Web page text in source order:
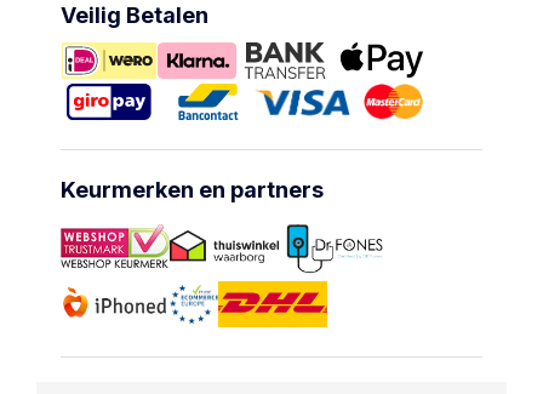
Veilig Betalen
Keurmerken en partners